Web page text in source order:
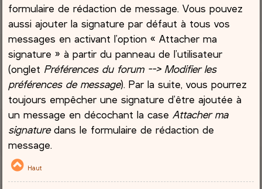
formulaire de rédaction de message. Vous pouvez
aussi ajouter la signature par défaut à tous vos
messages en activant l’option « Attacher ma
signature » à partir du panneau de l’utilisateur
(onglet Préférences du forum --> Modifier les
préférences de message). Par la suite, vous pourrez
toujours empêcher une signature d’être ajoutée à
un message en décochant la caseAttacher ma
signaturedans le formulaire de rédaction de
message.
Haut